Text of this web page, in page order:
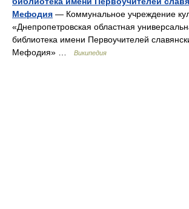
Мефодия — Коммунальное учреждение
«Днепропетровская областная
библиотека имени Первоучителей
Мефодия» …
Википедия